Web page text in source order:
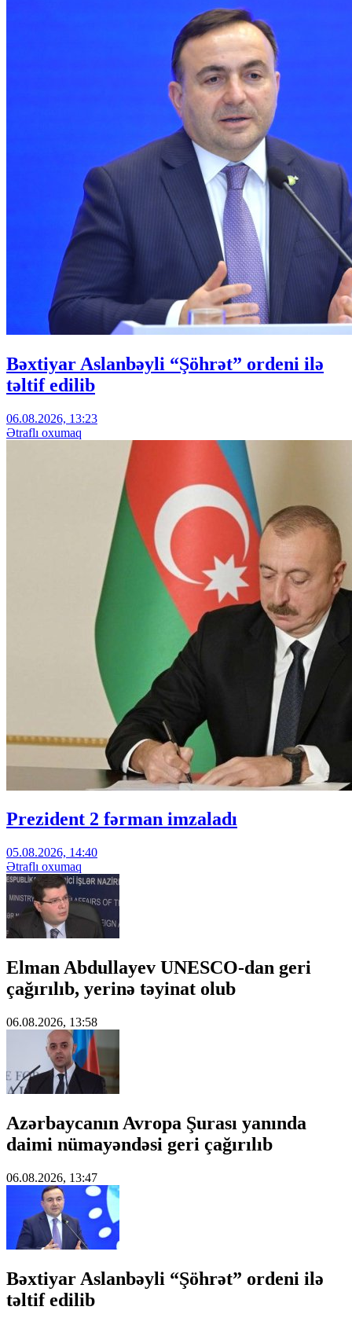
Bəxtiyar Aslanbəyli “Şöhrət” ordeni ilə
təltif edilib
06.08.2026, 13:23
Ətraflı oxumaq
Prezident 2 fərman imzaladı
05.08.2026, 14:40
Ətraflı oxumaq
Elman Abdullayev UNESCO-dan geri
çağırılıb, yerinə təyinat olub
06.08.2026, 13:58
Azərbaycanın Avropa Şurası yanında
daimi nümayəndəsi geri çağırılıb
06.08.2026, 13:47
Bəxtiyar Aslanbəyli “Şöhrət” ordeni ilə
təltif edilib